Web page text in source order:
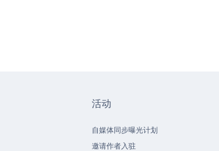
活动
自媒体同步曝光计划
邀请作者入驻